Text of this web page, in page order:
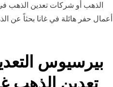
الذهب أو شركات تعدين الذهب
أعمال حفر هائلة في غانا بحثاً عن